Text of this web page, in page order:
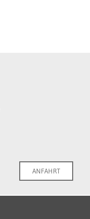
ANFAHRT